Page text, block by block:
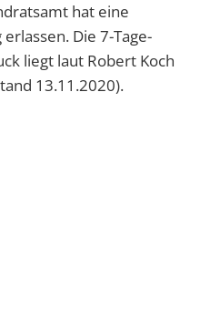
hat eine
Die 7-Tage-
liegt laut Robert Koch
13.11.2020).